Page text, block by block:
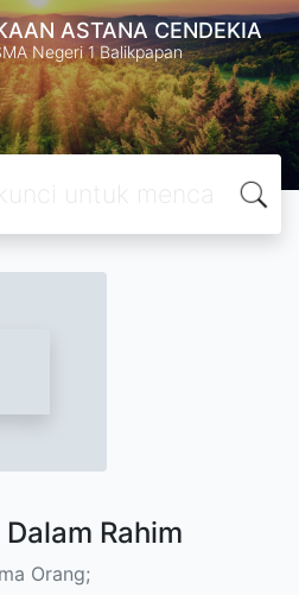
ASTANA CENDEKIA
Negeri 1 Balikpapan
Rahim
Orang;